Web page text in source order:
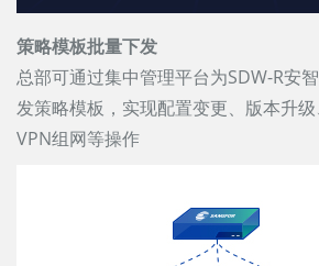
策略模板批量下发
总部可通过集中管理平台为SDW-R安
发策略模板，实现配置变更、版本升级
VPN组网等操作